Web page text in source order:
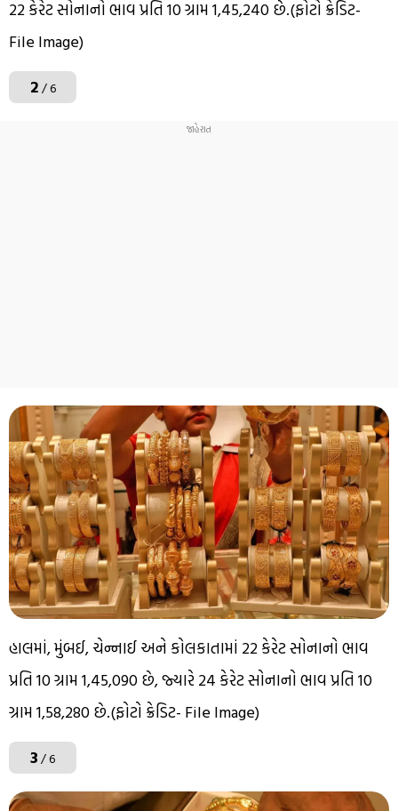
22 કેરેટ સોનાનો ભાવ પ્રતિ 10 ગ્રામ ₹1,45,240 છે.(ફોટો ક્રેડિટ-
File Image)
2/ 6
હાલમાં, મુંબઈ, ચેન્નાઈ અને કોલકાતામાં 22 કેરેટ સોનાનો ભાવ
પ્રતિ 10 ગ્રામ ₹1,45,090 છે, જ્યારે 24 કેરેટ સોનાનો ભાવ પ્રતિ 10
ગ્રામ ₹1,58,280 છે.(ફોટો ક્રેડિટ- File Image)
3/ 6